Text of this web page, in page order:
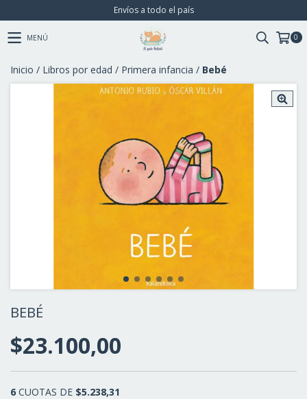
Envíos a todo el país
MENÚ 0
Inicio / Libros por edad / Primera infancia / Bebé
BEBÉ
$23.100,00
6 CUOTAS DE $5.238,31